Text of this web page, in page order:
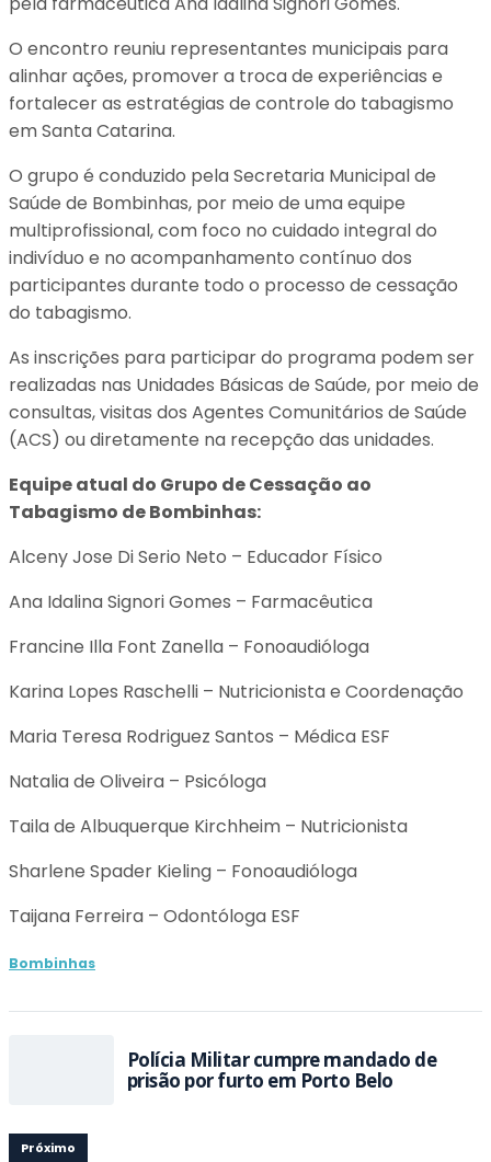
O encontro reuniu representantes municipais para
alinhar ações, promover a troca de experiências e
fortalecer as estratégias de controle do tabagismo
em Santa Catarina.
O grupo é conduzido pela Secretaria Municipal de
Saúde de Bombinhas, por meio de uma equipe
multiprofissional, com foco no cuidado integral do
indivíduo e no acompanhamento contínuo dos
participantes durante todo o processo de cessação
do tabagismo.
As inscrições para participar do programa podem ser
realizadas nas Unidades Básicas de Saúde, por meio de
consultas, visitas dos Agentes Comunitários de Saúde
(ACS) ou diretamente na recepção das unidades.
Equipe atual do Grupo de Cessação ao
Tabagismo de Bombinhas:
Alceny Jose Di Serio Neto – Educador Físico
Ana Idalina Signori Gomes – Farmacêutica
Francine Illa Font Zanella – Fonoaudióloga
Karina Lopes Raschelli – Nutricionista e Coordenação
Maria Teresa Rodriguez Santos – Médica ESF
Natalia de Oliveira – Psicóloga
Taila de Albuquerque Kirchheim – Nutricionista
Sharlene Spader Kieling – Fonoaudióloga
Taijana Ferreira – Odontóloga ESF
Bombinhas
Polícia Militar cumpre mandado de
prisão por furto em Porto Belo
Próximo